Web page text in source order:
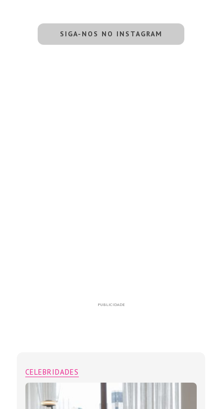
SIGA-NOS NO INSTAGRAM
PUBLICIDADE
CELEBRIDADES